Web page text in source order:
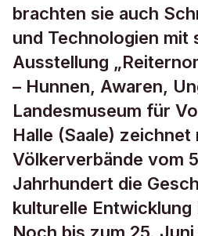
brachten sie auch
und Technologien mit
Ausstellung
– Hunnen, Awaren,
Landesmuseum für
Halle (Saale)
Völkerverbände vom
Jahrhundert die
kulturelle Entwicklung